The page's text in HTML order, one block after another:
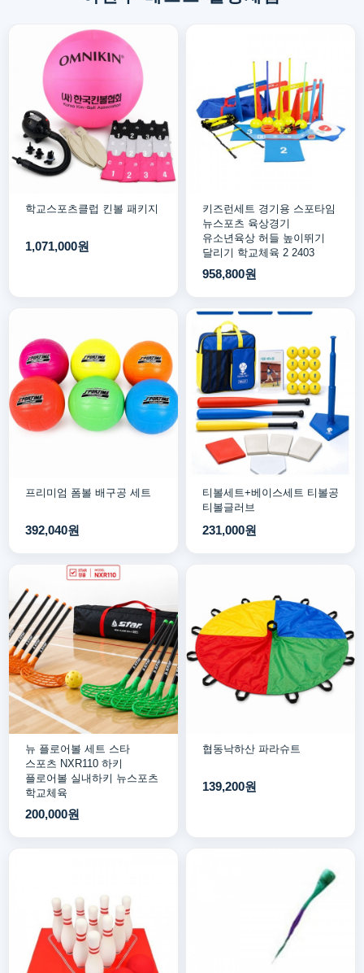
학교스포츠클럽 킨볼 패키지
1,071,000원
키즈런세트 경기용 스포타임
뉴스포츠 육상경기
유소년육상 허들 높이뛰기
달리기 학교체육 2 2403
958,800원
프리미엄 폼볼 배구공 세트
392,040원
티볼세트+베이스세트 티볼공
티볼글러브
231,000원
뉴 플로어볼 세트 스타
스포츠 NXR110 하키
플로어볼 실내하키 뉴스포츠
학교체육
200,000원
협동낙하산 파라슈트
139,200원